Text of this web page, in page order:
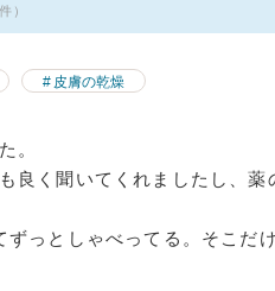
）
皮膚の乾燥
。
良く聞いてくれましたし、薬
ずっとしゃべってる。そこだ